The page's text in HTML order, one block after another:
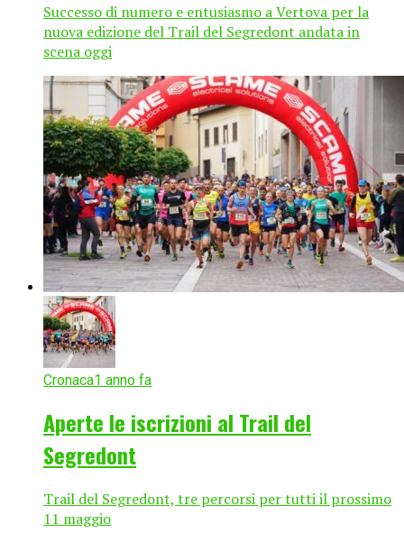
Successo di numero e entusiasmo a Vertova per la
nuova edizione del Trail del Segredont andata in
scena oggi
Cronaca1 anno fa
Aperte le iscrizioni al Trail del
Segredont
Trail del Segredont, tre percorsi per tutti il prossimo
11 maggio